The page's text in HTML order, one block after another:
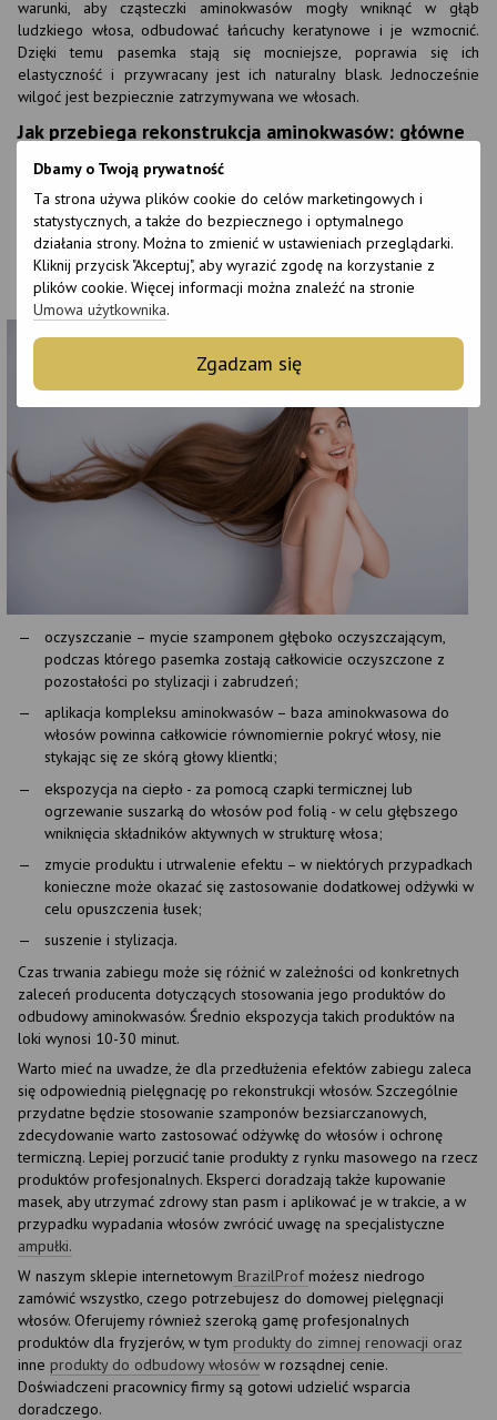
Dbamy o Twoją prywatność
Ta strona używa plików cookie do celów marketingowych i
statystycznych, a także do bezpiecznego i optymalnego
działania strony. Można to zmienić w ustawieniach przeglądarki.
Kliknij przycisk "Akceptuj", aby wyrazić zgodę na korzystanie z
plików cookie. Więcej informacji można znaleźć na stronie
Umowa użytkownika.
Zgadzam się
warunki, aby cząsteczki aminokwasów mogły wniknąć w głąb
ludzkiego włosa, odbudować łańcuchy keratynowe i je wzmocnić.
Dzięki temu pasemka stają się mocniejsze, poprawia się ich
elastyczność i przywracany jest ich naturalny blask. Jednocześnie
wilgoć jest bezpiecznie zatrzymywana we włosach.
Jak przebiega rekonstrukcja aminokwasów: główne
powiedzieć trochę o technologii przeprowadzenia takiej procedury.
Przede wszystkim warto zaznaczyć, że powinien być on wykonywany
wyłącznie w salonie przez wykwalifikowanego technika, który
dobierze produkt do odbudowy pasm w oparciu o ich potrzeby i
stopień wykrytych uszkodzeń. Główne etapy procedury obejmują:
oczyszczanie – mycie szamponem głęboko oczyszczającym,
podczas którego pasemka zostają całkowicie oczyszczone z
pozostałości po stylizacji i zabrudzeń;
aplikacja kompleksu aminokwasów – baza aminokwasowa do
włosów powinna całkowicie równomiernie pokryć włosy, nie
stykając się ze skórą głowy klientki;
ekspozycja na ciepło - za pomocą czapki termicznej lub
ogrzewanie suszarką do włosów pod folią - w celu głębszego
wniknięcia składników aktywnych w strukturę włosa;
zmycie produktu i utrwalenie efektu – w niektórych przypadkach
konieczne może okazać się zastosowanie dodatkowej odżywki w
celu opuszczenia łusek;
suszenie i stylizacja.
Czas trwania zabiegu może się różnić w zależności od konkretnych
zaleceń producenta dotyczących stosowania jego produktów do
odbudowy aminokwasów. Średnio ekspozycja takich produktów na
loki wynosi 10-30 minut.
Warto mieć na uwadze, że dla przedłużenia efektów zabiegu zaleca
się odpowiednią pielęgnację po rekonstrukcji włosów. Szczególnie
przydatne będzie stosowanie szamponów bezsiarczanowych,
zdecydowanie warto zastosować odżywkę do włosów i ochronę
termiczną. Lepiej porzucić tanie produkty z rynku masowego na rzecz
produktów profesjonalnych. Eksperci doradzają także kupowanie
masek, aby utrzymać zdrowy stan pasm i aplikować je w trakcie, a w
przypadku wypadania włosów zwrócić uwagę na specjalistyczne
ampułki.
W naszym sklepie internetowym BrazilProfmożesz niedrogo
zamówić wszystko, czego potrzebujesz do domowej pielęgnacji
włosów. Oferujemy również szeroką gamę profesjonalnych
produktów dla fryzjerów, w tym produkty do zimnej renowacji oraz
inne produkty do odbudowy włosów w rozsądnej cenie.
Doświadczeni pracownicy firmy są gotowi udzielić wsparcia
doradczego.